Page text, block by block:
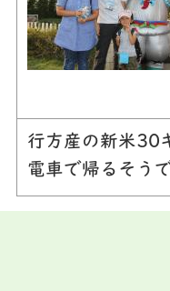
行方産の新米30
電車で帰るそう